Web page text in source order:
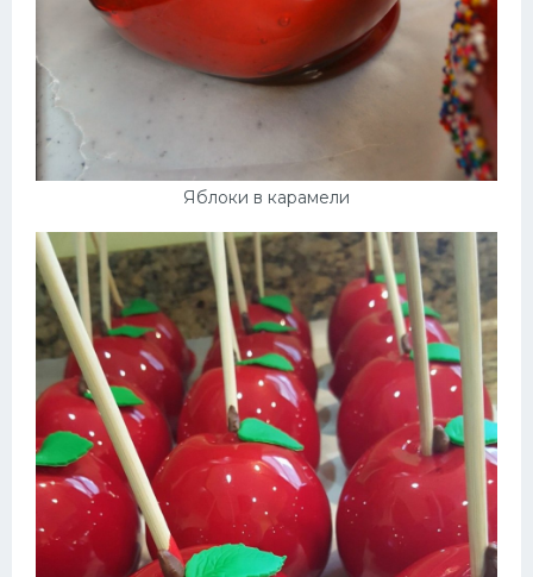
Яблоки в карамели